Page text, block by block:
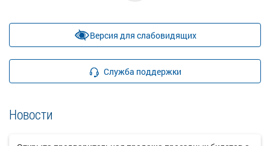
Версия для слабовидящих
Служба поддержки
Новости